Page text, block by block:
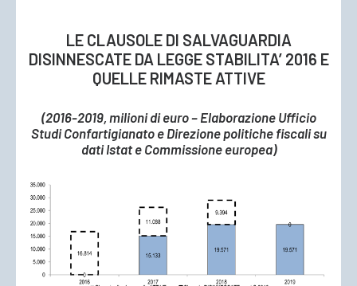
LE CLAUSOLE DI SALVAGUARDIA
DISINNESCATE DA LEGGE STABILITA’ 2016 E
QUELLE RIMASTE ATTIVE
(2016-2019, milioni di euro – Elaborazione Ufficio
Studi Confartigianato e Direzione politiche fiscali su
dati Istat e Commissione europea)